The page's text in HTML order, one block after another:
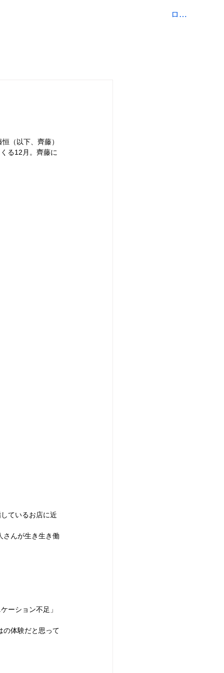
ログイン
（以下、齊藤）
る12月。齊藤に
ているお店に近
さんが生き生き働
ーション不足」
の体験だと思って